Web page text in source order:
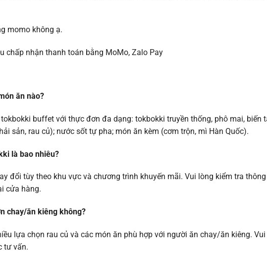
momo không ạ.
chấp nhận thanh toán bằng MoMo, Zalo Pay
ăn nào?
buffet với thực đơn đa dạng: tokbokki truyền thống, phô mai, biến
sản, rau củ); nước sốt tự pha; món ăn kèm (cơm trộn, mì Hàn Quốc).
là bao nhiêu?
đổi tùy theo khu vực và chương trình khuyến mãi. Vui lòng kiểm tra
cửa hàng.
chay/ăn kiêng không?
lựa chọn rau củ và các món ăn phù hợp với người ăn chay/ăn kiêng. Vui
tư vấn.